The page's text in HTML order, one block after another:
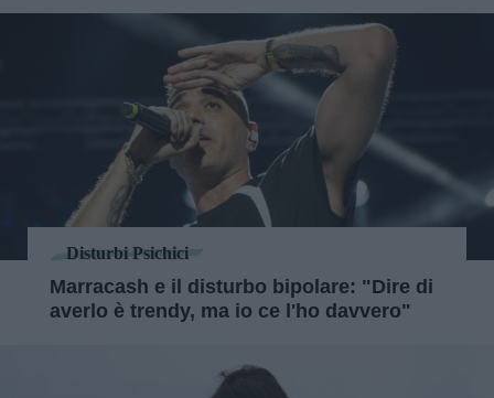
Disturbi Psichici
Marracash e il disturbo bipolare: "Dire di
averlo è trendy, ma io ce l'ho davvero"